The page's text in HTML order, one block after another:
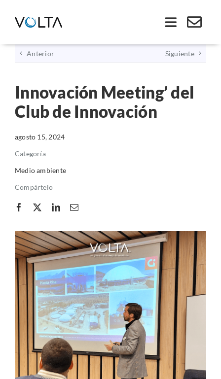
Toggle
Inicio
Somos VOLTA
Soluciones
Economía Circular
Productos
Anterior Siguiente
Innovación Meeting’ del
Club de Innovación
agosto 15, 2024
Categoría
Medio ambiente
Compártelo